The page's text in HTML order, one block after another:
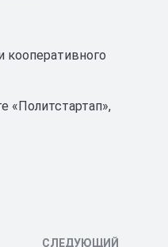
кооперативного
«Политстартап»,
СЛЕДУЮЩИЙ